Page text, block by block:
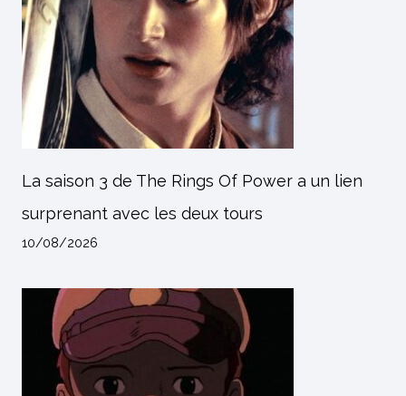
La saison 3 de The Rings Of Power a un lien
surprenant avec les deux tours
10/08/2026